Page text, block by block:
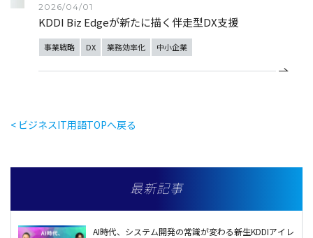
2026/04/01
KDDI Biz Edgeが新たに描く伴走型DX支援
事業戦略 DX 業務効率化 中小企業
< ビジネスIT用語TOPへ戻る
最新記事
AI時代、システム開発の常識が変わる――新生KDDIアイレ